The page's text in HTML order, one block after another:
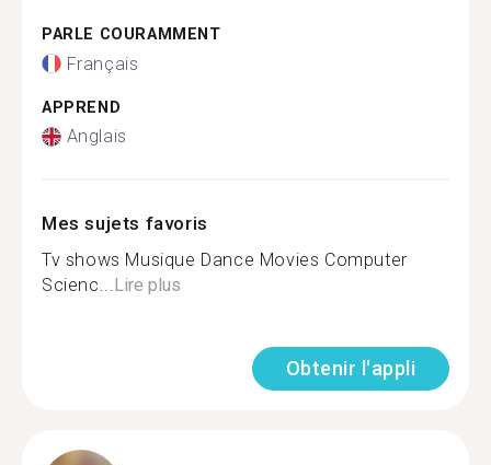
PARLE COURAMMENT
Français
APPREND
Anglais
Mes sujets favoris
Tv shows Musique Dance Movies Computer
Scienc...Lire plus
Obtenir l'appli